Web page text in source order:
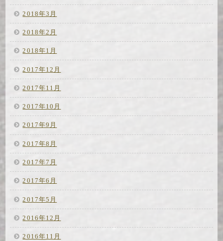
2018年3月
2018年2月
2018年1月
2017年12月
2017年11月
2017年10月
2017年9月
2017年8月
2017年7月
2017年6月
2017年5月
2016年12月
2016年11月